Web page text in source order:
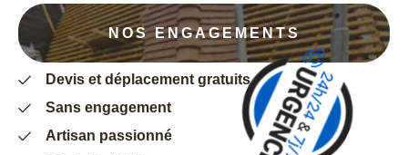
NOS ENGAGEMENTS
Devis et déplacement gratuits
Sans engagement
Artisan passionné